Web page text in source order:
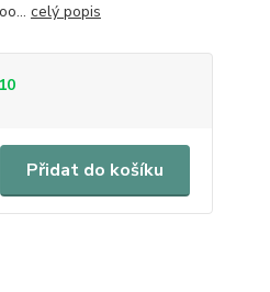
celý popis
Přidat do košíku